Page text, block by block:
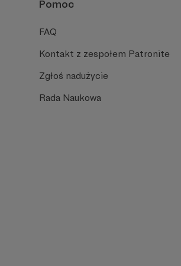
Pomoc
FAQ
Kontakt z zespołem Patronite
Zgłoś nadużycie
Rada Naukowa